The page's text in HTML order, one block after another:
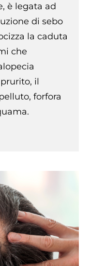
è legata ad
di sebo
la caduta
che
il
forfora